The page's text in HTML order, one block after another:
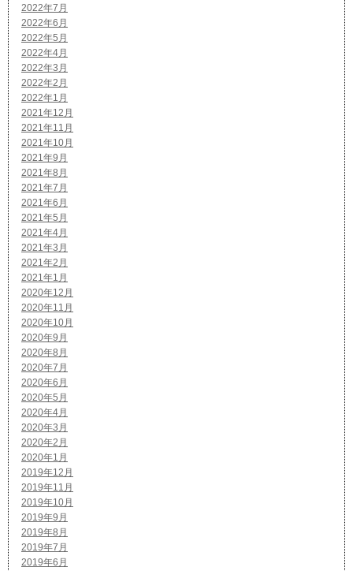
2022年7月
2022年6月
2022年5月
2022年4月
2022年3月
2022年2月
2022年1月
2021年12月
2021年11月
2021年10月
2021年9月
2021年8月
2021年7月
2021年6月
2021年5月
2021年4月
2021年3月
2021年2月
2021年1月
2020年12月
2020年11月
2020年10月
2020年9月
2020年8月
2020年7月
2020年6月
2020年5月
2020年4月
2020年3月
2020年2月
2020年1月
2019年12月
2019年11月
2019年10月
2019年9月
2019年8月
2019年7月
2019年6月